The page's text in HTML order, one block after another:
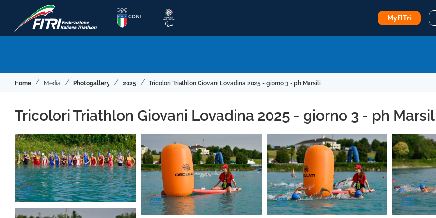
MyFITri
Home Media Photogallery 2025 Tricolori Triathlon Giovani Lovadina 2025 - giorno 3 - ph Marsili
Tricolori Triathlon Giovani Lovadina 2025 - giorno 3 - ph